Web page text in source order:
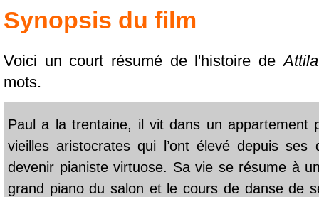
Synopsis du film
Voici un court résumé de l'histoire de
mots.
Paul a la trentaine, il vit dans un appartement
vieilles aristocrates qui l’ont élevé depuis
devenir pianiste virtuose. Sa vie se résume à
grand piano du salon et le cours de danse de